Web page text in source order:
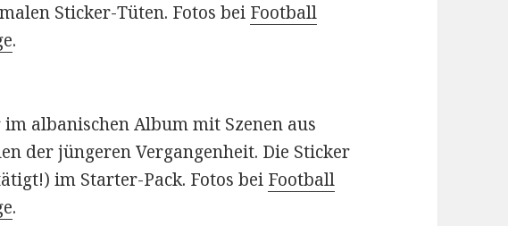
Sticker-Tüten. Fotos bei Football
.
albanischen Album mit Szenen aus
der jüngeren Vergangenheit. Die Sticker
im Starter-Pack. Fotos bei Football
.